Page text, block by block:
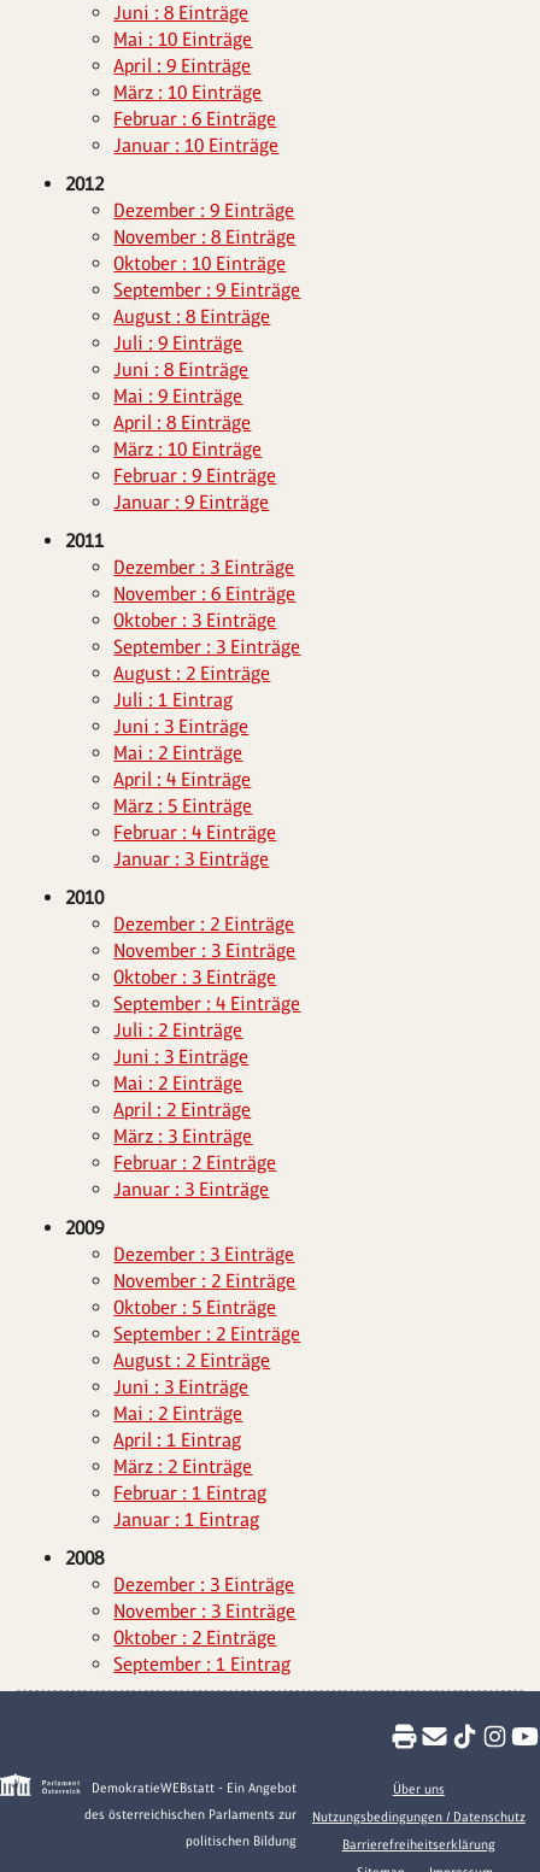
Juni : 8 Einträge
Mai : 10 Einträge
April : 9 Einträge
März : 10 Einträge
Februar : 6 Einträge
Januar : 10 Einträge
2012
Dezember : 9 Einträge
November : 8 Einträge
Oktober : 10 Einträge
September : 9 Einträge
August : 8 Einträge
Juli : 9 Einträge
Juni : 8 Einträge
Mai : 9 Einträge
April : 8 Einträge
März : 10 Einträge
Februar : 9 Einträge
Januar : 9 Einträge
2011
Dezember : 3 Einträge
November : 6 Einträge
Oktober : 3 Einträge
September : 3 Einträge
August : 2 Einträge
Juli : 1 Eintrag
Juni : 3 Einträge
Mai : 2 Einträge
April : 4 Einträge
März : 5 Einträge
Februar : 4 Einträge
Januar : 3 Einträge
2010
Dezember : 2 Einträge
November : 3 Einträge
Oktober : 3 Einträge
September : 4 Einträge
Juli : 2 Einträge
Juni : 3 Einträge
Mai : 2 Einträge
April : 2 Einträge
März : 3 Einträge
Februar : 2 Einträge
Januar : 3 Einträge
2009
Dezember : 3 Einträge
November : 2 Einträge
Oktober : 5 Einträge
September : 2 Einträge
August : 2 Einträge
Juni : 3 Einträge
Mai : 2 Einträge
April : 1 Eintrag
März : 2 Einträge
Februar : 1 Eintrag
Januar : 1 Eintrag
2008
Dezember : 3 Einträge
November : 3 Einträge
Oktober : 2 Einträge
September : 1 Eintrag
DemokratieWEBstatt - Ein Angebot
des österreichischen Parlaments zur
politischen Bildung
Über uns
Nutzungsbedingungen / Datenschutz
Barrierefreiheitserklärung